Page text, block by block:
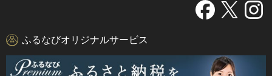
ふるなびオリジナルサービス